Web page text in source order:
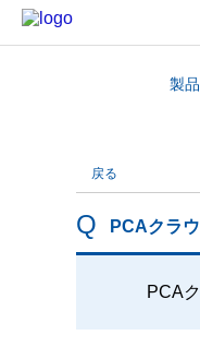
カテゴリから
製
戻る
PCAクラ
PCA